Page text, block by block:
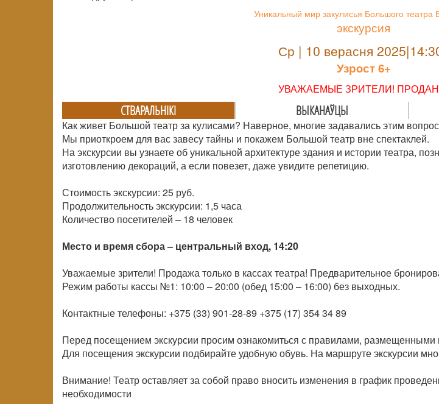
Уникальный мир закулисья Большого театра
экскурсия
Ср | 10 верасня
Узрoст 6+
УВАЖАЕМЫЕ ЗРИТЕЛИ!
СТВАРАЛЬНIКI ВЫКАНАЎЦЫ
Как живет Большой театр за кулисами? Наверное, многие задавались этим
Мы приоткроем для вас завесу тайны и покажем Большой театр вне спектаклей.
На экскурсии вы узнаете об уникальной архитектуре здания и истории театра,
изготовлению декораций, а если повезет, даже увидите репетицию.
Стоимость экскурсии: 25 руб.
Продолжительность экскурсии: 1,5 часа
Количество посетителей – 18 человек
Место и время сбора – центральный вход, 14:20
Уважаемые зрители! Продажа только в кассах театра! Предварительное
Режим работы кассы №1: 10:00 – 20:00 (обед 15:00 – 16:00) без выходных.
Контактные телефоны: +375 (33) 901-28-89 +375 (17) 354 34 89
Перед посещением экскурсии просим ознакомиться с правилами, размещенными
Для посещения экскурсии подбирайте удобную обувь. На маршруте экскурсии
Внимание! Театр оставляет за собой право вносить изменения в график
необходимости